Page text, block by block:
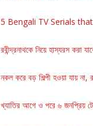
5 Bengali TV Serials
রবীন্দ্রনাথকে নিয়ে হাস্যরস করা
নকল করে বড় শিল্পী হওয়া যায় না,
খ্যাতির আগে ও পরে ৬ জনপ্রিয়